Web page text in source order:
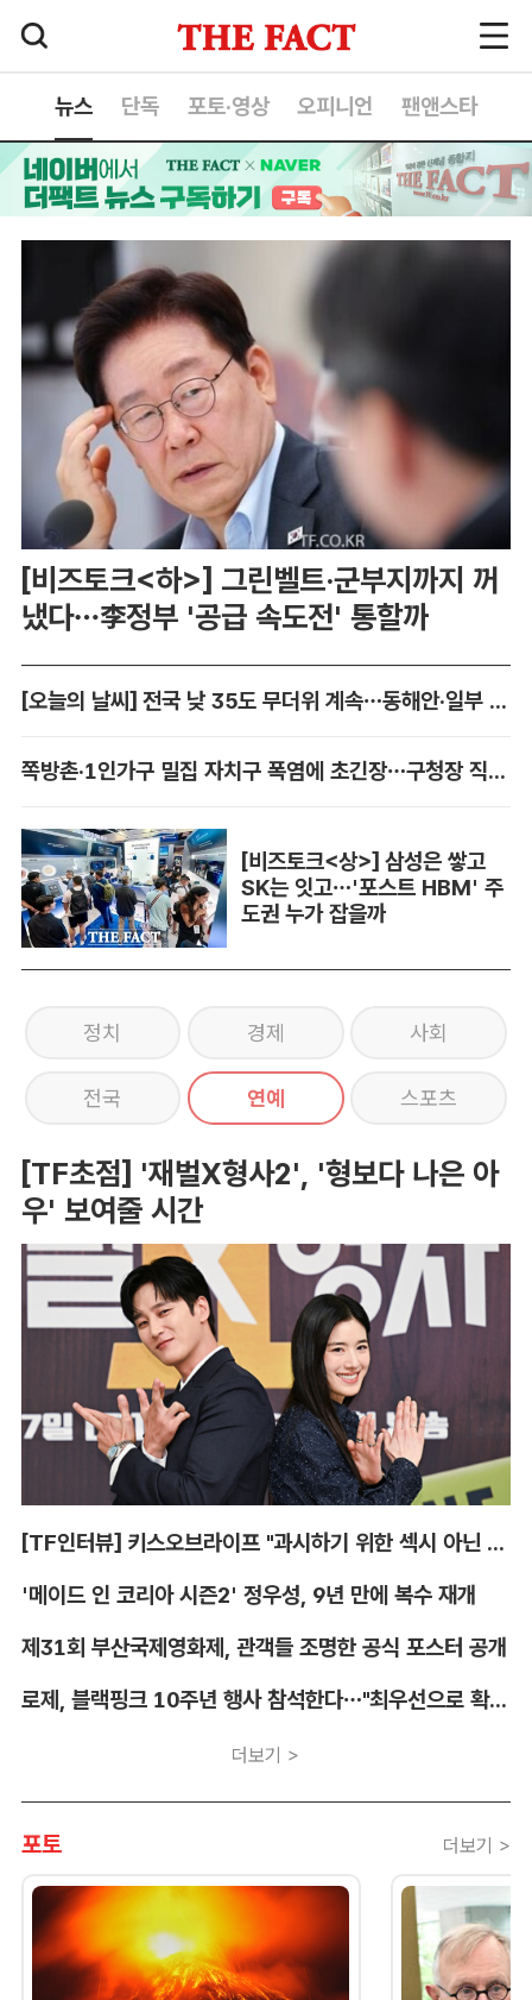
뉴스 단독 포토·영상 오피니언 팬앤스타
[비즈토크<하>] 그린벨트·군부지까지 꺼
냈다…李정부 '공급 속도전' 통할까
[오늘의 날씨] 전국 낮 35도 무더위 계속…동해안·일부 지역 비
쪽방촌·1인가구 밀집 자치구 폭염에 초긴장…구청장 직접 챙긴다
[비즈토크<상>] 삼성은 쌓고
SK는 잇고…'포스트 HBM' 주
도권 누가 잡을까
정치 경제 사회
전국 연예 스포츠
[TF초점] '재벌X형사2', '형보다 나은 아
우' 보여줄 시간
[TF인터뷰] 키스오브라이프 "과시하기 위한 섹시 아닌 당당함"
'메이드 인 코리아 시즌2' 정우성, 9년 만에 복수 재개
제31회 부산국제영화제, 관객들 조명한 공식 포스터 공개
로제, 블랙핑크 10주년 행사 참석한다…"최우선으로 확정"
더보기 >
포토 더보기 >